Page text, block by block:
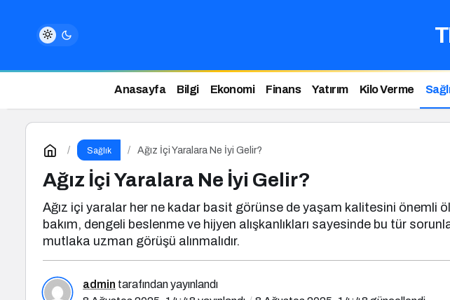
Anasayfa Bilgi Ekonomi Finans Yatırım Kilo Verme
Sağlık Ağız İçi Yaralara Ne İyi Gelir?
Ağız İçi Yaralara Ne İyi Gelir?
Ağız içi yaralar her ne kadar basit görünse de yaşam kalitesini önemli
bakım, dengeli beslenme ve hijyen alışkanlıkları sayesinde bu tür
mutlaka uzman görüşü alınmalıdır.
admin tarafından yayınlandı